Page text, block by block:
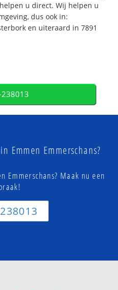
u direct. Wij helpen u
dus ook in:
en uiteraard in 7891
Emmen Emmerschans?
Emmerschans? Maak nu een